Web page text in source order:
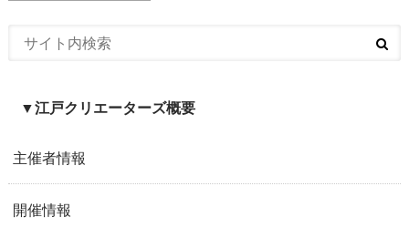
▼江戸クリエーターズ概要
主催者情報
開催情報